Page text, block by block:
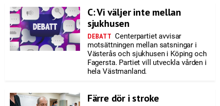
C: Vi väljer inte mellan
sjukhusen
DEBATT Centerpartiet avvisar
motsättningen mellan satsningar i
Västerås och sjukhusen i Köping och
Fagersta. Partiet vill utveckla vården i
hela Västmanland.
Färre dör i stroke